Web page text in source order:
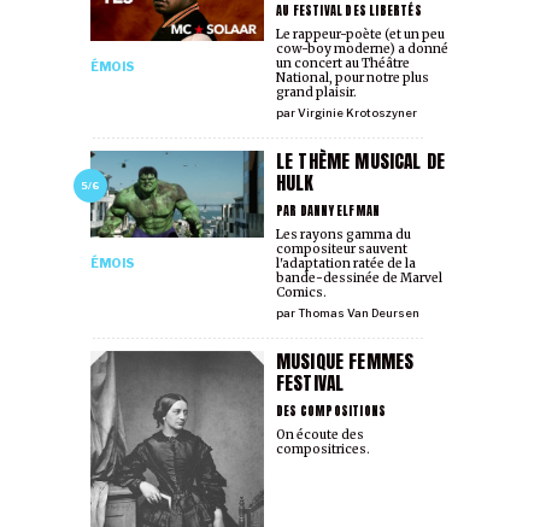
AU FESTIVAL DES LIBERTÉS
ÉMOIS
parVirginie Krotoszyner
Le rappeur-poète (et un peu
cow-boy moderne) a donné
un concert au Théâtre
National, pour notre plus
grand plaisir.
5/6
LE THÈME MUSICAL DE
HULK
PAR DANNY ELFMAN
ÉMOIS
parThomas Van Deursen
Les rayons gamma du
compositeur sauvent
l'adaptation ratée de la
bande-dessinée de Marvel
Comics.
MUSIQUE FEMMES
FESTIVAL
DES COMPOSITIONS
On écoute des
compositrices.